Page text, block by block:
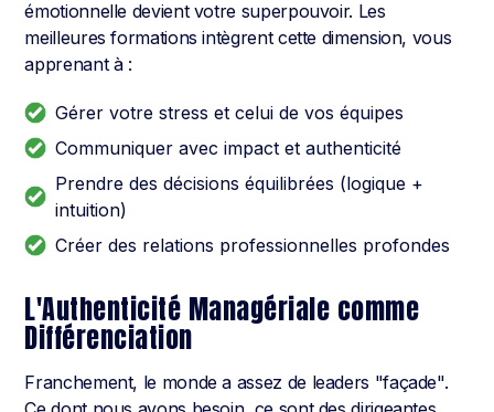
émotionnelle devient votre superpouvoir. Les
meilleures formations intègrent cette dimension, vous
apprenant à :
Gérer votre stress et celui de vos équipes
Communiquer avec impact et authenticité
Prendre des décisions équilibrées (logique +
intuition)
Créer des relations professionnelles profondes
L'Authenticité Managériale comme
Différenciation
Franchement, le monde a assez de leaders "façade".